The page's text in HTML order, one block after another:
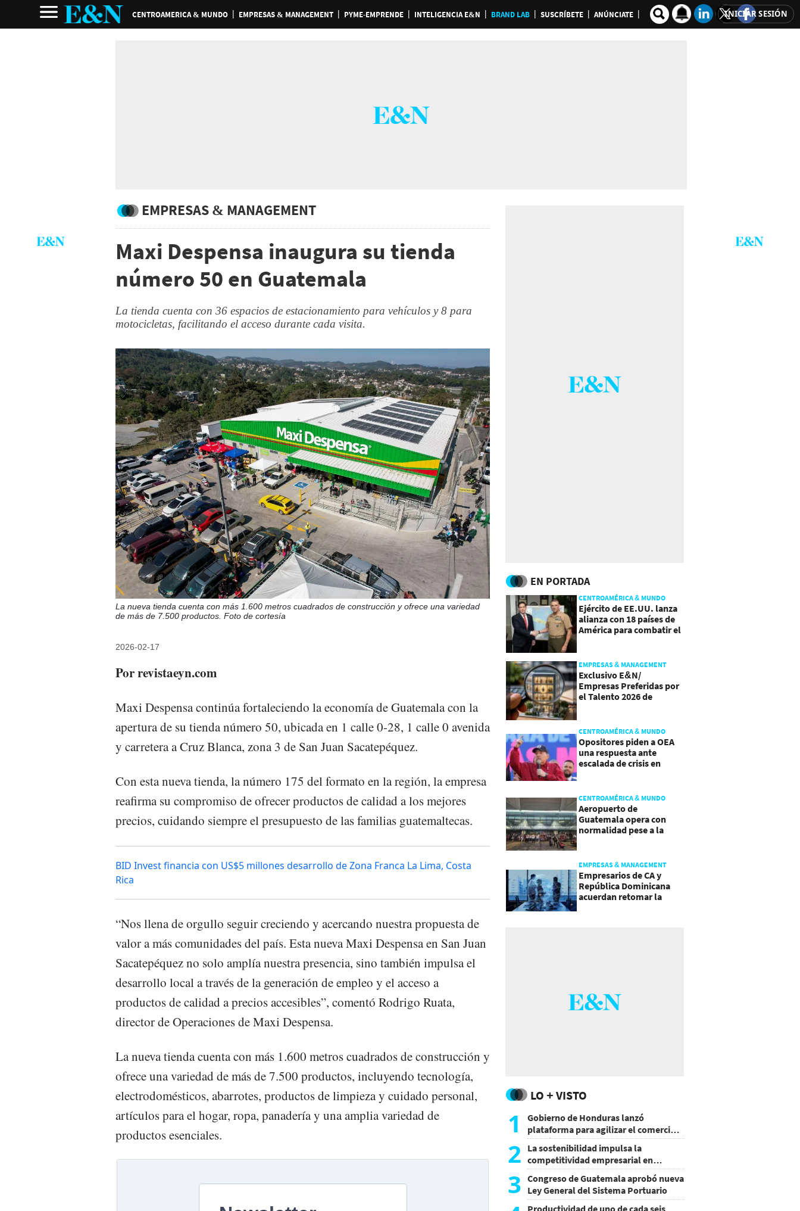
CENTROAMERICA & MUNDO EMPRESAS & MANAGEMENT PYME-EMPRENDE INTELIGENCIA E&N BRAND LAB SUSCRÍBETE ANÚNCIATE INICIAR SESIÓN
EMPRESAS & MANAGEMENT
Maxi Despensa inaugura su tienda
número 50 en Guatemala
La tienda cuenta con 36 espacios de estacionamiento para vehículos y 8 para
motocicletas, facilitando el acceso durante cada visita.
La nueva tienda cuenta con más 1.600 metros cuadrados de construcción y ofrece una variedad
de más de 7.500 productos. Foto de cortesía
2026-02-17
Por revistaeyn.com
Maxi Despensa continúa fortaleciendo la economía de Guatemala con la
apertura de su tienda número 50, ubicada en 1 calle 0-28, 1 calle 0 avenida
y carretera a Cruz Blanca, zona 3 de San Juan Sacatepéquez.
Con esta nueva tienda, la número 175 del formato en la región, la empresa
reafirma su compromiso de ofrecer productos de calidad a los mejores
precios, cuidando siempre el presupuesto de las familias guatemaltecas.
BID Invest financia con US$5 millones desarrollo de Zona Franca La Lima, Costa
Rica
“Nos llena de orgullo seguir creciendo y acercando nuestra propuesta de
valor a más comunidades del país. Esta nueva Maxi Despensa en San Juan
Sacatepéquez no solo amplía nuestra presencia, sino también impulsa el
desarrollo local a través de la generación de empleo y el acceso a
productos de calidad a precios accesibles”, comentó Rodrigo Ruata,
director de Operaciones de Maxi Despensa.
La nueva tienda cuenta con más 1.600 metros cuadrados de construcción y
ofrece una variedad de más de 7.500 productos, incluyendo tecnología,
electrodomésticos, abarrotes, productos de limpieza y cuidado personal,
artículos para el hogar, ropa, panadería y una amplia variedad de
productos esenciales.
EN PORTADA
CENTROAMÉRICA & MUNDO
Ejército de EE.UU. lanza
alianza con 18 países de
América para combatir el
EMPRESAS & MANAGEMENT
Exclusivo E&N/
Empresas Preferidas por
el Talento 2026 de
CENTROAMÉRICA & MUNDO
Opositores piden a OEA
una respuesta ante
escalada de crisis en
CENTROAMÉRICA & MUNDO
Aeropuerto de
Guatemala opera con
normalidad pese a la
EMPRESAS & MANAGEMENT
Empresarios de CA y
República Dominicana
acuerdan retomar la
LO + VISTO
1
Gobierno de Honduras lanzó
plataforma para agilizar el comercio
exterior
2 La sostenibilidad impulsa la
competitividad empresarial en
Guatemala
3 Congreso de Guatemala aprobó nueva
Ley General del Sistema Portuario